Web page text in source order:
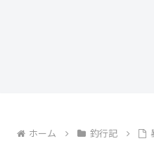
ホーム 釣行記